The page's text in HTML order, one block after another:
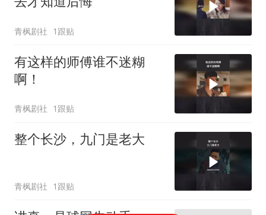
青枫剧社 1跟贴
有这样的师傅谁不迷糊
啊！
青枫剧社 1跟贴
整个长沙，九门是老大
青枫剧社 1跟贴